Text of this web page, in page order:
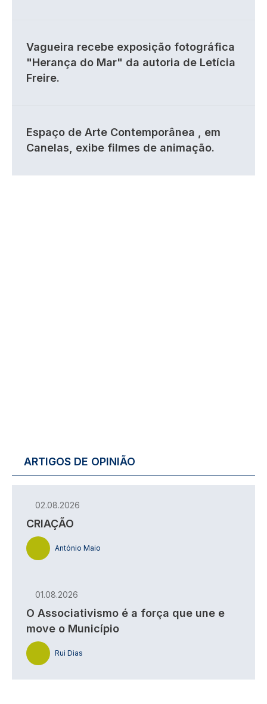
Vagueira recebe exposição fotográfica
"Herança do Mar" da autoria de Letícia
Freire.
Espaço de Arte Contemporânea , em
Canelas, exibe filmes de animação.
ARTIGOS DE OPINIÃO
02.08.2026
CRIAÇÃO
António Maio
01.08.2026
O Associativismo é a força que une e
move o Município
Rui Dias